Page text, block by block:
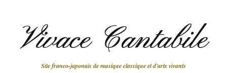
Site franco-japonais de musique classique et d'arts vivants